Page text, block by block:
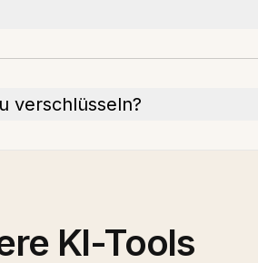
verschlüsseln?
KI-Tools